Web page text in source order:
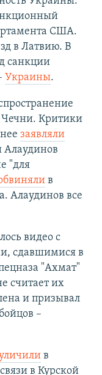
США.
в Латвию. В
санкции
Украины.
Критики
заявляли
Алаудинов
"для
в
Алаудинов все
видео с
сдавшимися в
"Ахмат"
считает их
и призывал
–
в
в Курской